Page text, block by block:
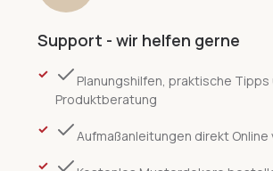
Support - wir helfen gerne
Planungshilfen, praktische Tipps
Produktberatung
Aufmaßanleitungen direkt